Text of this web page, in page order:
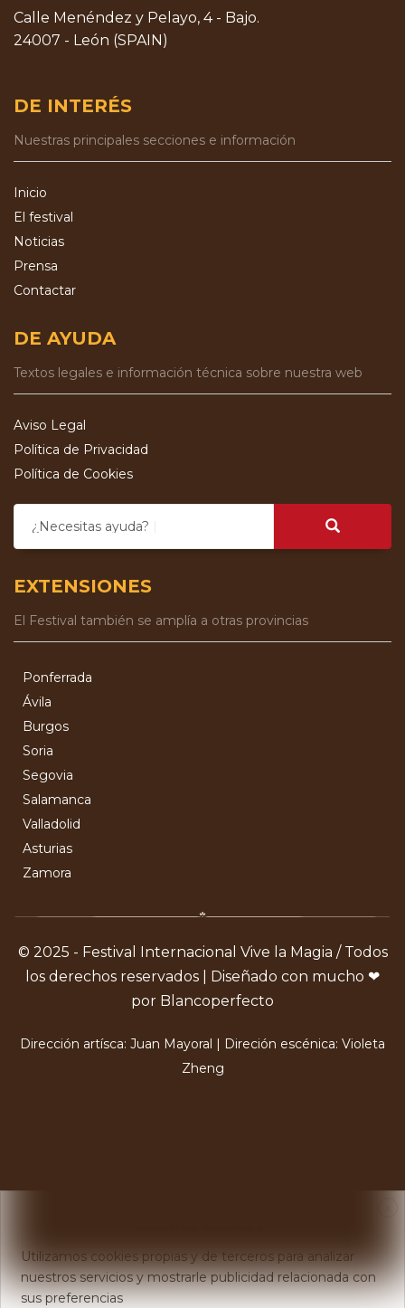
Calle Menéndez y Pelayo, 4 - Bajo.
24007 - León (SPAIN)
DE INTERÉS
Nuestras principales secciones e información
Inicio
El festival
Noticias
Prensa
Contactar
DE AYUDA
Textos legales e información técnica sobre nuestra web
Aviso Legal
Política de Privacidad
Política de Cookies
¿Necesitas ayuda?
EXTENSIONES
El Festival también se amplía a otras provincias
Ponferrada
Ávila
Burgos
Soria
Segovia
Salamanca
Valladolid
Asturias
Zamora
© 2025 - Festival Internacional Vive la Magia / Todos
los derechos reservados | Diseñado con mucho ❤
por Blancoperfecto
Dirección artísca: Juan Mayoral | Direción escénica: Violeta
Zheng
Utilizamos cookies propias y de terceros para analizar
nuestros servicios y mostrarle publicidad relacionada con
sus preferencias